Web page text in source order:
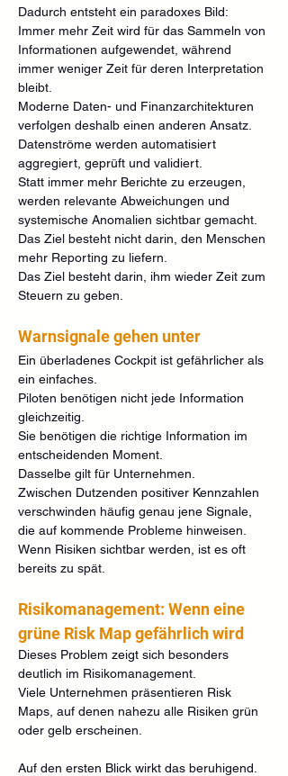
Dadurch entsteht ein paradoxes Bild:
Immer mehr Zeit wird für das Sammeln von
Informationen aufgewendet, während
immer weniger Zeit für deren Interpretation
bleibt.
Moderne Daten- und Finanzarchitekturen
verfolgen deshalb einen anderen Ansatz.
Datenströme werden automatisiert
aggregiert, geprüft und validiert.
Statt immer mehr Berichte zu erzeugen,
werden relevante Abweichungen und
systemische Anomalien sichtbar gemacht.
Das Ziel besteht nicht darin, den Menschen
mehr Reporting zu liefern.
Das Ziel besteht darin, ihm wieder Zeit zum
Steuern zu geben.
Warnsignale gehen unter
Ein überladenes Cockpit ist gefährlicher als
ein einfaches.
Piloten benötigen nicht jede Information
gleichzeitig.
Sie benötigen die richtige Information im
entscheidenden Moment.
Dasselbe gilt für Unternehmen.
Zwischen Dutzenden positiver Kennzahlen
verschwinden häufig genau jene Signale,
die auf kommende Probleme hinweisen.
Wenn Risiken sichtbar werden, ist es oft
bereits zu spät.
Risikomanagement: Wenn eine
grüne Risk Map gefährlich wird
Dieses Problem zeigt sich besonders
deutlich im Risikomanagement.
Viele Unternehmen präsentieren Risk
Maps, auf denen nahezu alle Risiken grün
oder gelb erscheinen.
Auf den ersten Blick wirkt das beruhigend.